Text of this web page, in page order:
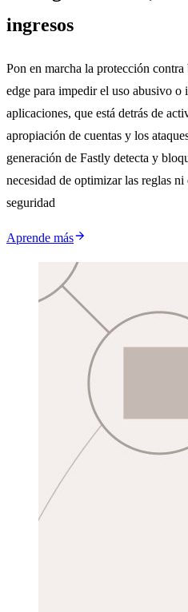
ingresos
Pon en marcha la protección
edge para impedir el uso abusivo o
aplicaciones, que está detrás de
apropiación de cuentas y los
generación de Fastly detecta y
necesidad de optimizar las reglas
seguridad
Aprende más